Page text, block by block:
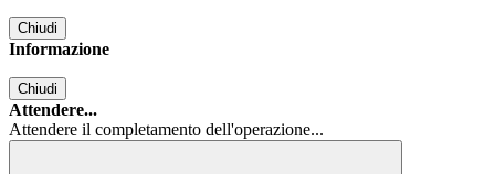
Chiudi
Informazione
Chiudi
Attendere...
Attendere il completamento dell'operazione...